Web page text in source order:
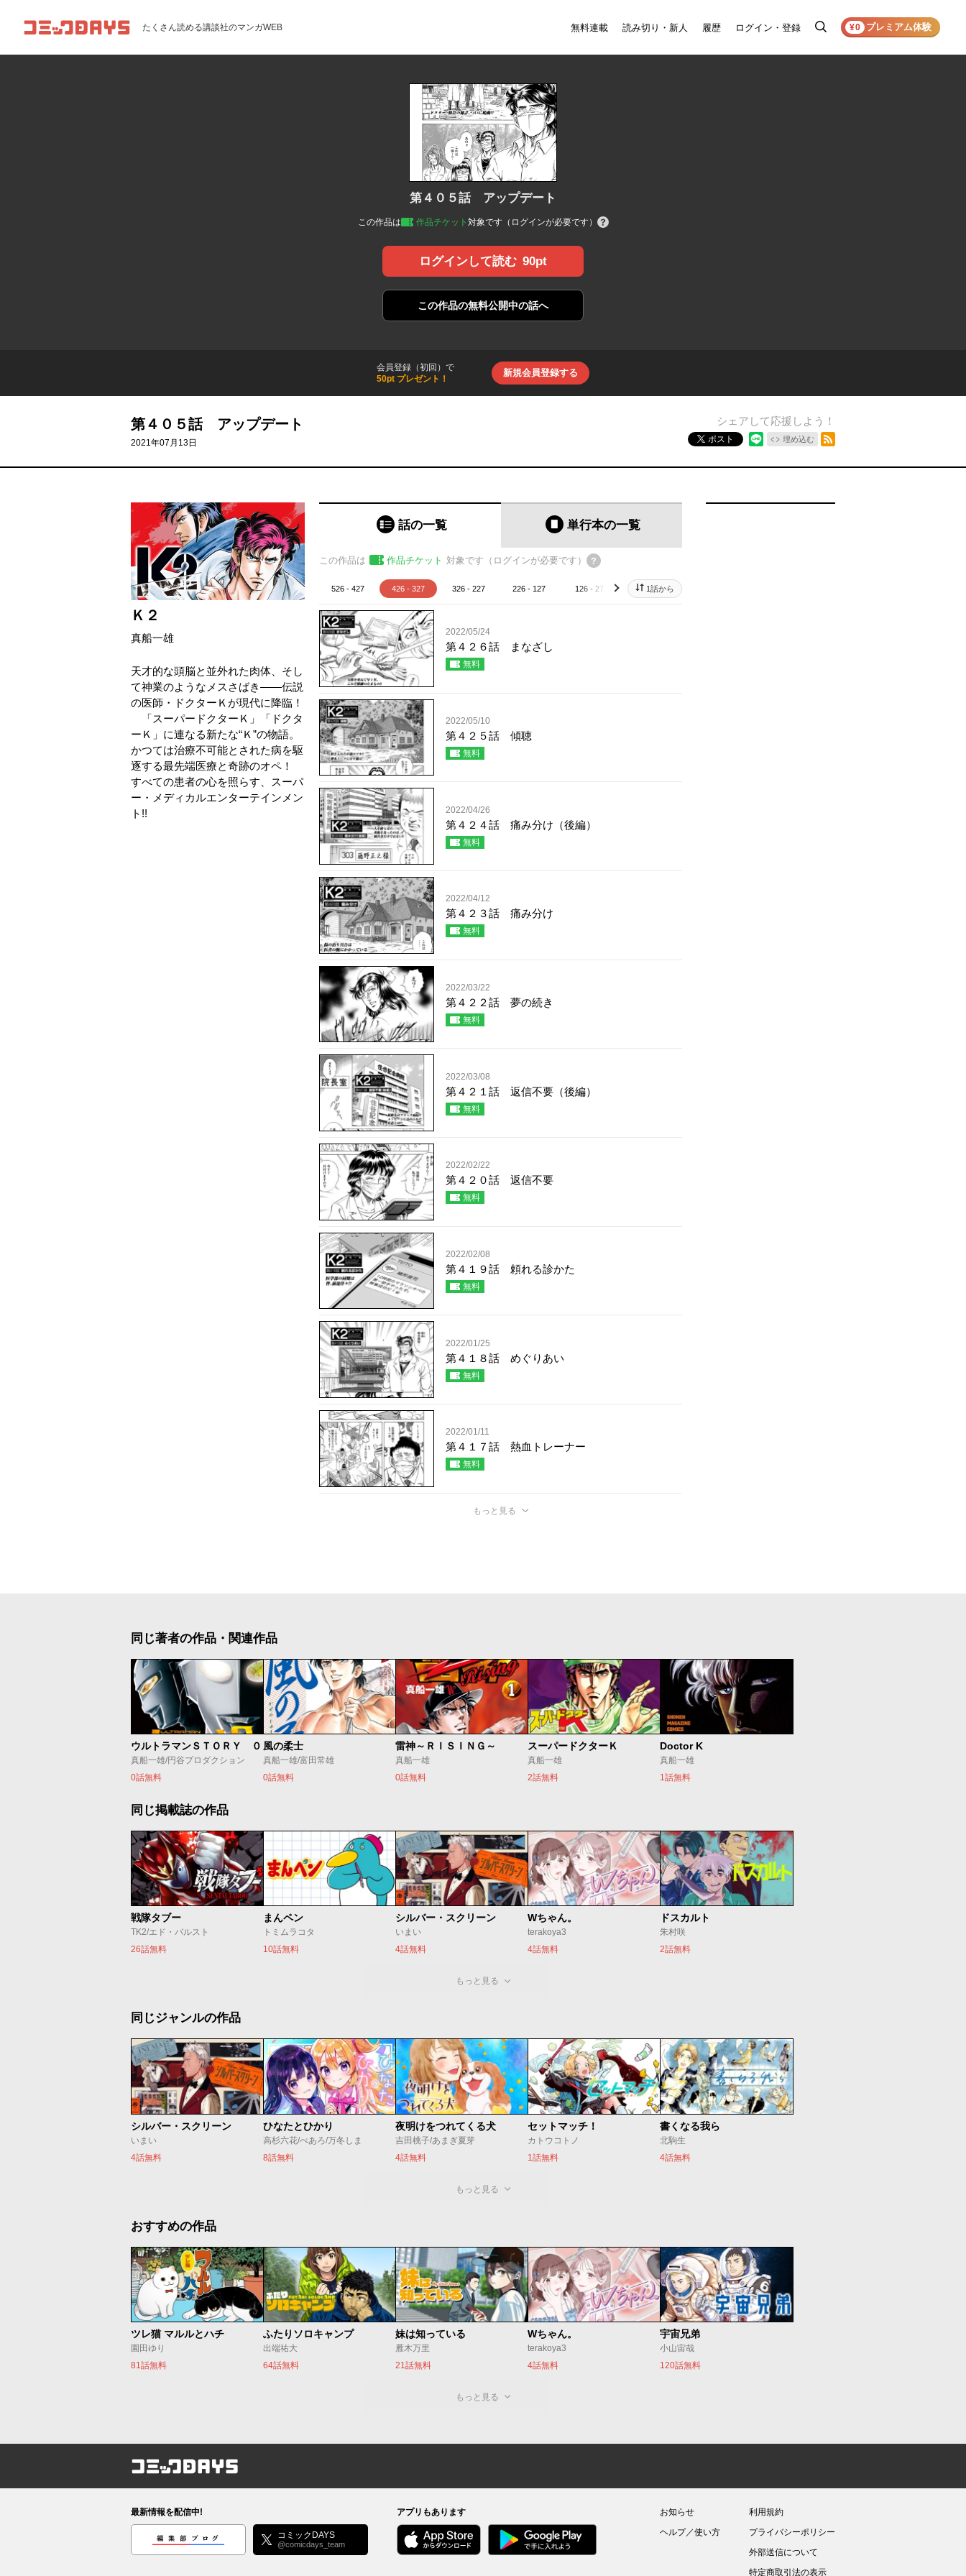
コミックDAYS たくさん読める講談社のマンガWEB 無料連載 読み切り・新人 履歴 ログイン・登録
検
¥0 プレミアム体験
第４０５話 アップデート
この作品は 作品チケット 対象です（ログインが必要です）
ログインして読む 90pt
この作品の無料公開中の話へ
会員登録（初回）で
50pt プレゼント！
新規会員登録する
第４０５話 アップデート
2021年07月13日
シェアして応援しよう！
ポスト 埋め込む
Ｋ２
真船一雄
天才的な頭脳と並外れた肉体、そし
て神業のようなメスさばき――伝説
の医師・ドクターＫが現代に降臨！
「スーパードクターＫ」「ドクタ
ーＫ」に連なる新たな“Ｋ”の物語。
かつては治療不可能とされた病を駆
逐する最先端医療と奇跡のオペ！
すべての患者の心を照らす、スーパ
ー・メディカルエンターテインメン
ト!!
話の一覧 単行本の一覧
この作品は 作品チケット 対象です（ログインが必要です）
526 - 427 426 - 327 326 - 227 226 - 127 126 - 27 26 - 1
next 1話から
2022/05/24
第４２６話 まなざし
無料
2022/05/10
第４２５話 傾聴
無料
2022/04/26
第４２４話 痛み分け（後編）
無料
2022/04/12
第４２３話 痛み分け
無料
2022/03/22
第４２２話 夢の続き
無料
2022/03/08
第４２１話 返信不要（後編）
無料
2022/02/22
第４２０話 返信不要
無料
2022/02/08
第４１９話 頼れる診かた
無料
2022/01/25
第４１８話 めぐりあい
無料
2022/01/11
第４１７話 熱血トレーナー
無料
もっと見る
同じ著者の作品・関連作品
ウルトラマンＳＴＯＲＹ ０
真船一雄/円谷プロダクション
0話無料
風の柔士
真船一雄/富田常雄
0話無料
雷神～ＲＩＳＩＮＧ～
真船一雄
0話無料
スーパードクターＫ
真船一雄
2話無料
Doctor K
真船一雄
1話無料
同じ掲載誌の作品
戦隊タブー
TK2/エド・バルスト
26話無料
まんペン
トミムラコタ
10話無料
シルバー・スクリーン
いまい
4話無料
Wちゃん。
terakoya3
4話無料
ドスカルト
朱村咲
2話無料
もっと見る
同じジャンルの作品
シルバー・スクリーン
いまい
4話無料
ひなたとひかり
高杉六花/べあろ/万冬しま
8話無料
夜明けをつれてくる犬
吉田桃子/あまぎ夏芽
4話無料
セットマッチ！
カトウコトノ
1話無料
書くなる我ら
北駒生
4話無料
もっと見る
おすすめの作品
ツレ猫 マルルとハチ
園田ゆり
81話無料
ふたりソロキャンプ
出端祐大
64話無料
妹は知っている
雁木万里
21話無料
Wちゃん。
terakoya3
4話無料
宇宙兄弟
小山宙哉
120話無料
もっと見る
コミックDAYS
最新情報を配信中!
編集部ブログ コミックDAYS
@comicdays_team
アプリもあります
お知らせ
ヘルプ／使い方
利用規約
プライバシーポリシー
外部送信について
特定商取引法の表示